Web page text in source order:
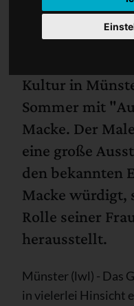
Kultur in
Sommer mit
Macke. Der
eine große
den bekannten
Macke würdigt,
Rolle seiner
herausstellt.
Münster (lwl) - Das
in vielerlei Hinsicht